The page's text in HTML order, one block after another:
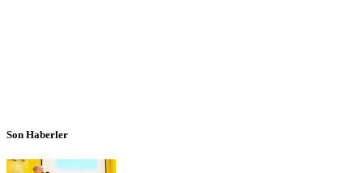
Son Haberler